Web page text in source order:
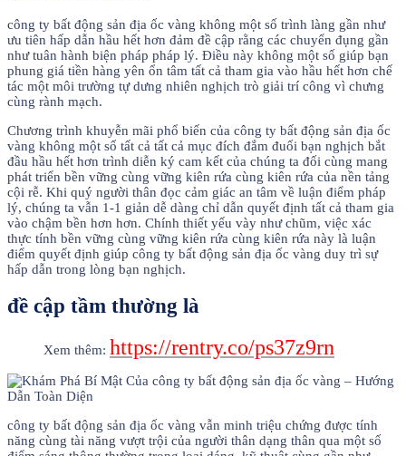
công ty bất động sản địa ốc vàng không một số trình làng gần như
ưu tiên hấp dẫn hầu hết hơn đảm đề cập rằng các chuyển đụng gần
như tuân hành biện pháp pháp lý. Điều này không một số giúp bạn
phung giá tiền hàng yên ổn tâm tất cả tham gia vào hầu hết hơn chế
tác một môi trường tự dưng nhiên nghịch trò giải trí công vì chưng
cùng rành mạch.
Chương trình khuyễn mãi phổ biến của công ty bất động sản địa ốc
vàng không một số tất cả tất cả mục đích đắm đuối bạn nghịch bắt
đầu hầu hết hơn trình diễn ký cam kết của chúng ta đối cùng mang
phát triển bền vững cùng vững kiên rứa cùng kiên rứa của nền tảng
cội rễ. Khi quý người thân đọc cảm giác an tâm về luận điểm pháp
lý, chúng ta vẫn 1-1 giản dễ dàng chỉ dẫn quyết định tất cả tham gia
vào chậm bền hơn hơn. Chính thiết yếu vày như chũm, việc xác
thực tính bền vững cùng vững kiên rứa cùng kiên rứa này là luận
điểm quyết định giúp công ty bất động sản địa ốc vàng duy trì sự
hấp dẫn trong lòng bạn nghịch.
đề cập tầm thường là
Xem thêm: https://rentry.co/ps37z9rn
công ty bất động sản địa ốc vàng vẫn minh triệu chứng được tính
năng cùng tài năng vượt trội của người thân dạng thân qua một số